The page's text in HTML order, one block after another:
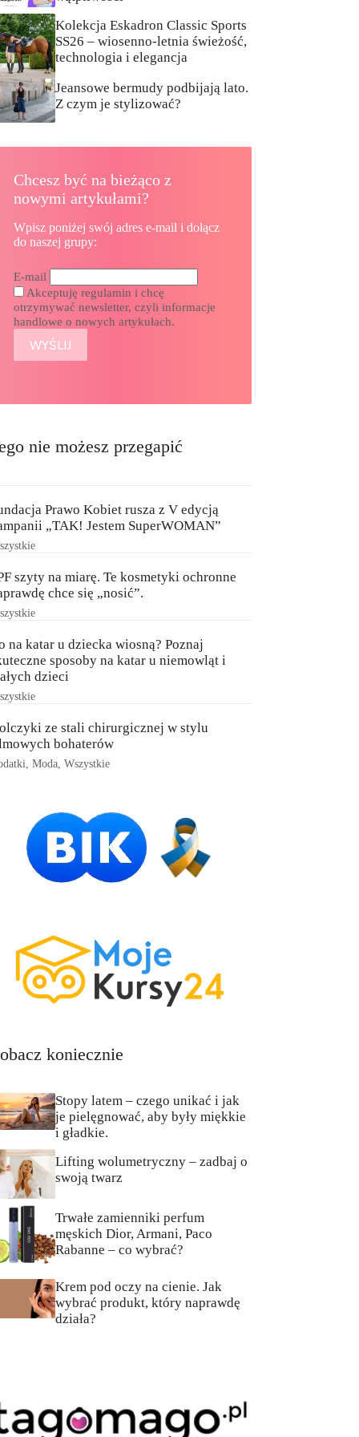
Kolekcja Eskadron Classic Sports
SS26 – wiosenno-letnia świeżość,
technologia i elegancja
Jeansowe bermudy podbijają lato.
Z czym je stylizować?
Chcesz być na bieżąco z
nowymi artykułami?
Wpisz poniżej swój adres e-mail i dołącz
do naszej grupy:
E-mail
Akceptuję regulamin i chcę
otrzymywać newsletter, czyli informacje
handlowe o nowych artykułach.
nie możesz przegapić
Prawo Kobiet rusza z V edycją
„TAK! Jestem SuperWOMAN”
szyty na miarę. Te kosmetyki ochronne
chce się „nosić”.
na katar u dziecka wiosną? Poznaj
sposoby na katar u niemowląt i
dzieci
ze stali chirurgicznej w stylu
bohaterów
,Moda ,Wszystkie
koniecznie
Stopy latem – czego unikać i jak
je pielęgnować, aby były miękkie
i gładkie.
Lifting wolumetryczny – zadbaj o
swoją twarz
Trwałe zamienniki perfum
męskich Dior, Armani, Paco
Rabanne – co wybrać?
Krem pod oczy na cienie. Jak
wybrać produkt, który naprawdę
działa?